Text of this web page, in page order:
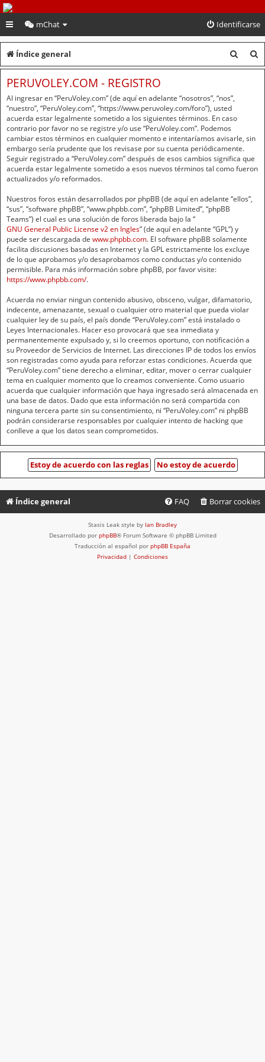
PeruVoley.com
mChat Identificarse
Índice general
u
u
r
PERUVOLEY.COM - REGISTRO
Al ingresar en “PeruVoley.com” (de aquí en adelante “nosotros”, “nos”,
“nuestro”, “PeruVoley.com”, “https://www.peruvoley.com/foro”), usted
acuerda estar legalmente sometido a los siguientes términos. En caso
contrario por favor no se registre y/o use “PeruVoley.com”. Podemos
cambiar estos términos en cualquier momento e intentaríamos avisarle, sin
embargo sería prudente que los revisase por su cuenta periódicamente.
Seguir registrado a “PeruVoley.com” después de esos cambios significa que
acuerda estar legalmente sometido a esos nuevos términos tal como fueron
actualizados y/o reformados.
Nuestros foros están desarrollados por phpBB (de aquí en adelante “ellos”,
“sus”, “software phpBB”, “www.phpbb.com”, “phpBB Limited”, “phpBB
Teams”) el cual es una solución de foros liberada bajo la “
GNU General Public License v2 en Ingles” (de aquí en adelante “GPL”) y
puede ser descargada de www.phpbb.com. El software phpBB solamente
facilita discusiones basadas en Internet y la GPL estrictamente los excluye
de lo que aprobamos y/o desaprobamos como conductas y/o contenido
permisible. Para más información sobre phpBB, por favor visite:
https://www.phpbb.com/.
Acuerda no enviar ningun contenido abusivo, obsceno, vulgar, difamatorio,
indecente, amenazante, sexual o cualquier otro material que pueda violar
cualquier ley de su país, el país donde “PeruVoley.com” está instalado o
Leyes Internacionales. Hacer eso provocará que sea inmediata y
permanentemente expulsado y, si lo creemos oportuno, con notificación a
su Proveedor de Servicios de Internet. Las direcciones IP de todos los envíos
son registradas como ayuda para reforzar estas condiciones. Acuerda que
“PeruVoley.com” tiene derecho a eliminar, editar, mover o cerrar cualquier
tema en cualquier momento que lo creamos conveniente. Como usuario
acuerda que cualquier información que haya ingresado será almacenada en
una base de datos. Dado que esta información no será compartida con
ninguna tercera parte sin su consentimiento, ni “PeruVoley.com” ni phpBB
podrán considerarse responsables por cualquier intento de hacking que
conlleve a que los datos sean comprometidos.
Índice general Borrar cookies
FAQ
Stasis Leak style by Ian Bradley
Desarrollado por phpBB® Forum Software © phpBB Limited
Traducción al español por phpBB España
Privacidad | Condiciones